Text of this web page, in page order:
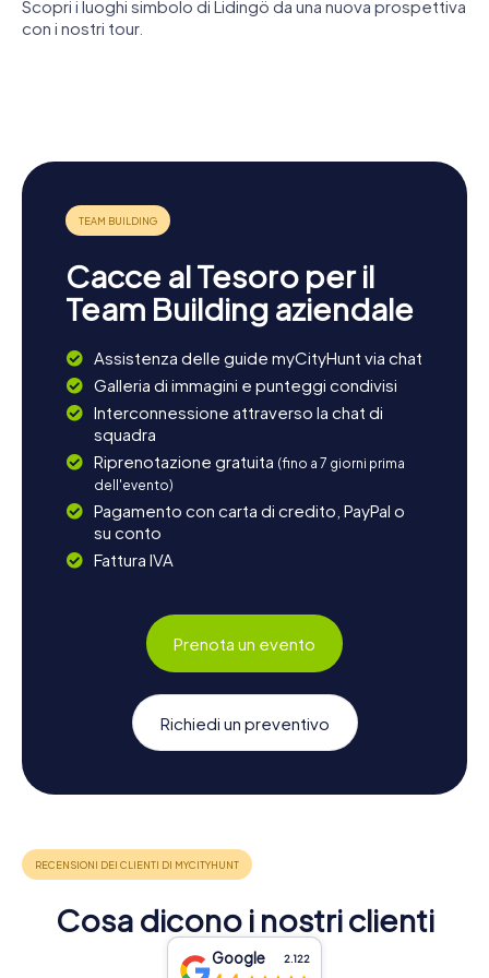
numerosi caffè, riflettendo sulle emozionanti esperienze
della vostra caccia al tesoro a Lidingö.
Scopri i luoghi simbolo di Lidingö da una nuova prospettiva
con i nostri tour.
Cacce al Tesoro per il
Team Building aziendale
Assistenza delle guide myCityHunt via chat
Galleria di immagini e punteggi condivisi
Interconnessione attraverso la chat di
squadra
Riprenotazione gratuita (fino a 7 giorni prima
dell'evento)
Pagamento con carta di credito, PayPal o
su conto
Fattura IVA
Prenota un evento
Richiedi un preventivo
Cosa dicono i nostri clienti
Google 2.122